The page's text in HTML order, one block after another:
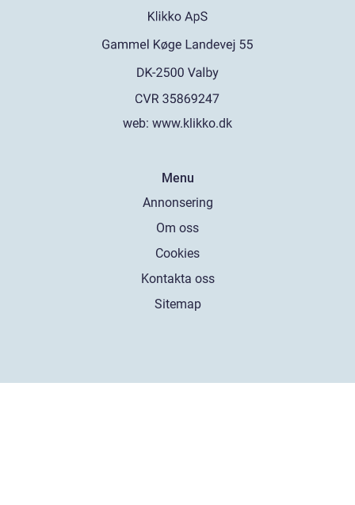
web: www.klikko.dk
Menu
Annonsering
Om oss
Cookies
Kontakta oss
Sitemap